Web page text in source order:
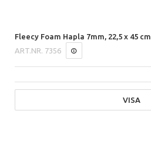
Fleecy Foam Hapla 7mm, 22,5 x 45 cm
ART.NR. 7356
VISA